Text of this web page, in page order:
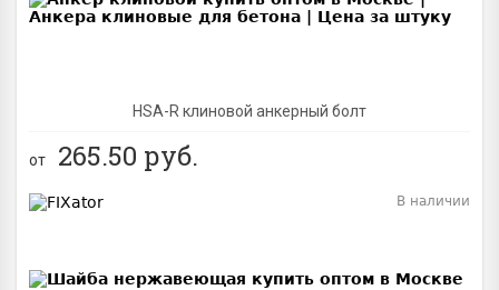
HSA-R клиновой анкерный болт
от 265.50 руб.
В наличии